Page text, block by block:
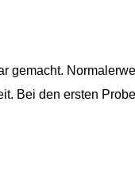
gemacht.
Bei den ersten